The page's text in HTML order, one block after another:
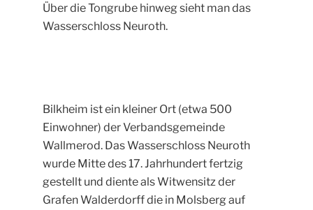
Über die Tongrube hinweg sieht man das
Wasserschloss Neuroth.
Bilkheim ist ein kleiner Ort (etwa 500
Einwohner) der Verbandsgemeinde
Wallmerod. Das Wasserschloss Neuroth
wurde Mitte des 17. Jahrhundert fertzig
gestellt und diente als Witwensitz der
Grafen Walderdorff die in Molsberg auf